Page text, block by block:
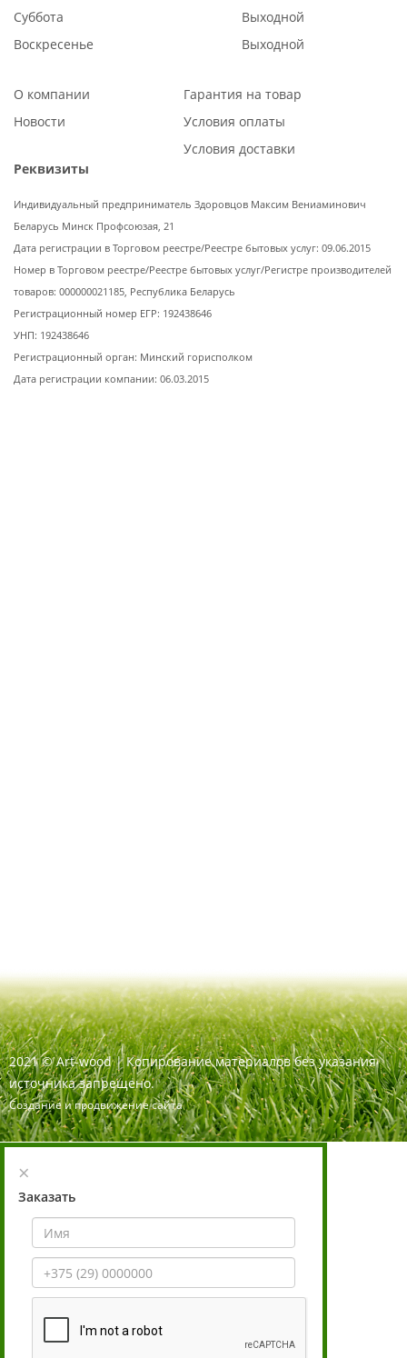
Суббота
Выходной
Воскресенье
Выходной
О компании
Новости
Гарантия на товар
Условия оплаты
Условия доставки
Реквизиты
Индивидуальный предприниматель Здоровцов Максим Вениаминович
Беларусь Минск Профсоюзая, 21
Дата регистрации в Торговом реестре/Реестре бытовых услуг: 09.06.2015
Номер в Торговом реестре/Реестре бытовых услуг/Регистре производителей
товаров: 000000021185, Республика Беларусь
Регистрационный номер ЕГР: 192438646
УНП: 192438646
Регистрационный орган: Минский горисполком
Дата регистрации компании: 06.03.2015
2021 ©Art-wood |Копирование материалов без указания
источника запрещено.
Создание и продвижение сайта
×
Заказать